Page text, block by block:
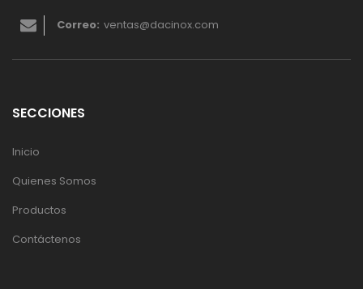
Correo: ventas@dacinox.com
SECCIONES
Inicio
Quienes Somos
Productos
Contáctenos